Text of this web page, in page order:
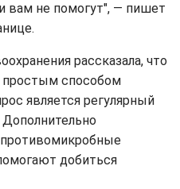
вам не помогут", — пишет
рассказала, что
простым способом
является регулярный
добиться